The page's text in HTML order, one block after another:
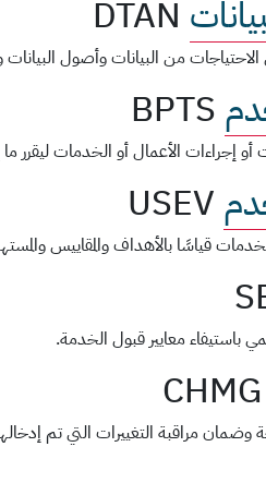
DTAN
من البيانات وأصول البيانات
BPTS
إجراءات الأعمال أو الخدمات ليقرر ما
USEV
قياسًا بالأهداف والمقاييس
باستيفاء معايير قبول الخدمة.
CHMG
وضمان مراقبة التغييرات التي تم